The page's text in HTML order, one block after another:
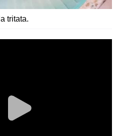
tritata.